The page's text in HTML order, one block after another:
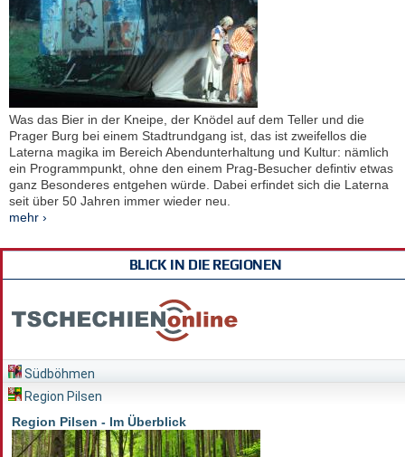
Was das Bier in der Kneipe, der Knödel auf dem Teller und die
Prager Burg bei einem Stadtrundgang ist, das ist zweifellos die
Laterna magika im Bereich Abendunterhaltung und Kultur: nämlich
ein Programmpunkt, ohne den einem Prag-Besucher defintiv etwas
ganz Besonderes entgehen würde. Dabei erfindet sich die Laterna
seit über 50 Jahren immer wieder neu.
mehr ›
BLICK IN DIE REGIONEN
Südböhmen
Region Pilsen
Region Pilsen - Im Überblick